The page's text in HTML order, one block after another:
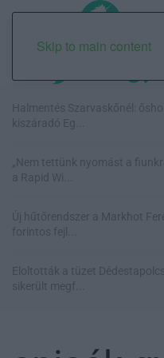
Skip to main content
Halmentés Szarvaskőnél:
kiszáradó Eg...
„Nem tettünk nyomást a
a Rapid Wi...
Új hűtőrendszer a Markhot
forintos fejl...
Eloltották a tüzet
sikerült megf...